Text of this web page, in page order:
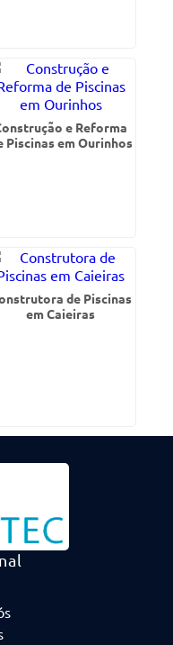
e Reforma
Piscinas em Ourinhos
de Piscinas
em Caieiras